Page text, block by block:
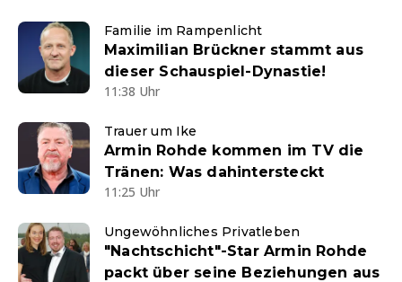
Familie im Rampenlicht
Maximilian Brückner stammt aus
dieser Schauspiel-Dynastie!
11:38 Uhr
Trauer um Ike
Armin Rohde kommen im TV die
Tränen: Was dahintersteckt
11:25 Uhr
Ungewöhnliches Privatleben
"Nachtschicht"-Star Armin Rohde
packt über seine Beziehungen aus